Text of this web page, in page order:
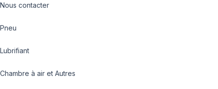
Nous contacter
Pneu
Lubrifiant
Chambre à air et Autres